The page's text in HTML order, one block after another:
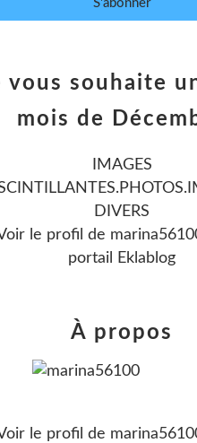
vous souhaite
mois de
IMAGES
DIVERS
le profil de
portail Eklablog
À propos
le profil de